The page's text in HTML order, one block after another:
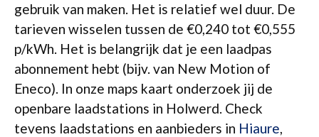
gebruik van maken. Het is relatief wel duur. De
tarieven wisselen tussen de €0,240 tot €0,555
p/kWh. Het is belangrijk dat je een laadpas
abonnement hebt (bijv. van New Motion of
Eneco). In onze maps kaart onderzoek jij de
openbare laadstations in Holwerd. Check
tevens laadstations en aanbieders in Hiaure,